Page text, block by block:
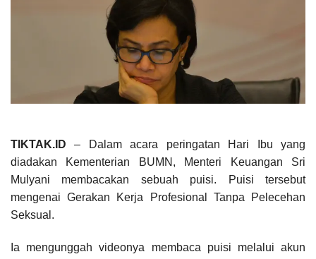
TIKTAK.ID – Dalam acara peringatan Hari Ibu yang
diadakan Kementerian BUMN, Menteri Keuangan Sri
Mulyani membacakan sebuah puisi. Puisi tersebut
mengenai Gerakan Kerja Profesional Tanpa Pelecehan
Seksual.
Ia mengunggah videonya membaca puisi melalui akun